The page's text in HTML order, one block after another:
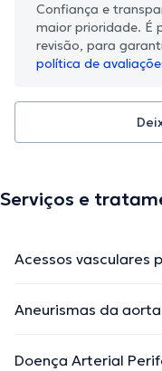
Confiança e
maior prioridade. É
revisão, para
política de
Serviços e
Acessos vasculares
Aneurismas da aorta
Doença Arterial